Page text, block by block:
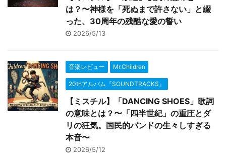
は？〜神様を「死ぬまで許さない」と綴
った、30周年の残酷な愛の誓い
2026/5/13
音楽レビュー Mr.Children
20thアルバム『SOUNDTRACKS』
【ミスチル】「DANCING SHOES」歌詞
の意味とは？〜「四半世紀」の重圧とダ
リの狂気。国民的バンドの生々しすぎる
本音〜
2026/5/12